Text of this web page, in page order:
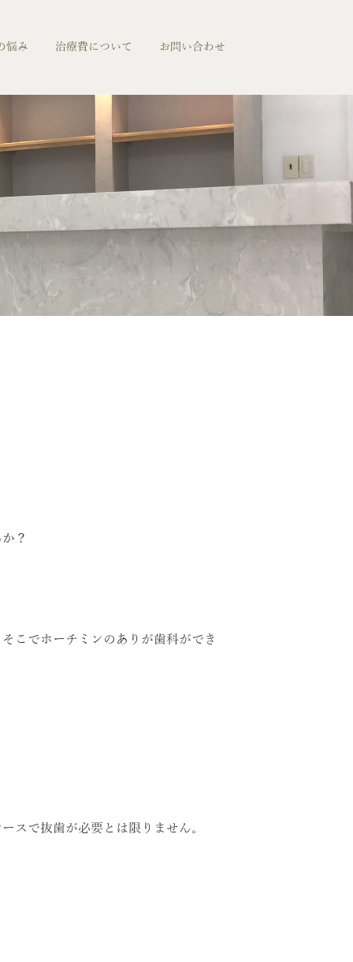
悩み 治療費について お問い合わせ
？
こでホーチミンのありが歯科ができ
スで抜歯が必要とは限りません。